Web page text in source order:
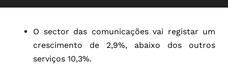
O sector das comunicações vai registar um
crescimento de 2,9%, abaixo dos outros
serviços 10,3%.